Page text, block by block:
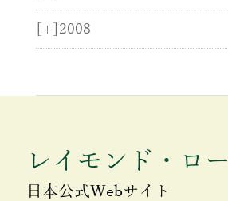
[+] 2008
レイモンド・ロー
日本公式Webサイト